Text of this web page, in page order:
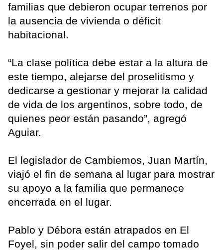
familias que debieron ocupar terrenos por
la ausencia de vivienda o déficit
habitacional.
“La clase política debe estar a la altura de
este tiempo, alejarse del proselitismo y
dedicarse a gestionar y mejorar la calidad
de vida de los argentinos, sobre todo, de
quienes peor están pasando”, agregó
Aguiar.
El legislador de Cambiemos, Juan Martín,
viajó el fin de semana al lugar para mostrar
su apoyo a la familia que permanece
encerrada en el lugar.
Pablo y Débora están atrapados en El
Foyel, sin poder salir del campo tomado